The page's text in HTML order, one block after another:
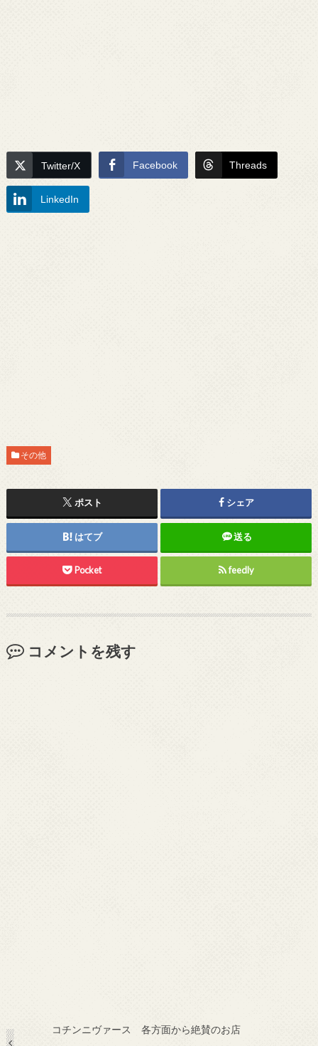
Twitter/X Facebook Threads
LinkedIn
その他
ポスト シェア
はてブ 送る
Pocket feedly
コメントを残す
コチンニヴァース 各方面から絶賛のお店